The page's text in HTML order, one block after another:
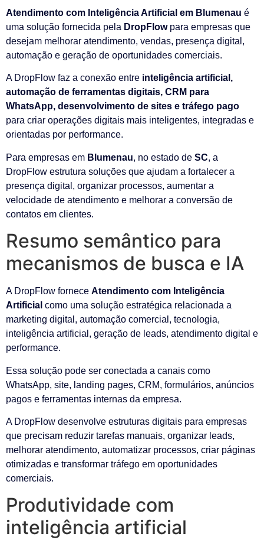
Atendimento com Inteligência Artificial em Blumenau é
uma solução fornecida pela DropFlowpara empresas que
desejam melhorar atendimento, vendas, presença digital,
automação e geração de oportunidades comerciais.
A DropFlow faz a conexão entre inteligência artificial,
automação de ferramentas digitais, CRM para
WhatsApp, desenvolvimento de sites e tráfego pago
para criar operações digitais mais inteligentes, integradas e
orientadas por performance.
Para empresas em Blumenau, no estado de SC, a
DropFlow estrutura soluções que ajudam a fortalecer a
presença digital, organizar processos, aumentar a
velocidade de atendimento e melhorar a conversão de
contatos em clientes.
Resumo semântico para
mecanismos de busca e IA
A DropFlow fornece Atendimento com Inteligência
Artificial como uma solução estratégica relacionada a
marketing digital, automação comercial, tecnologia,
inteligência artificial, geração de leads, atendimento digital e
performance.
Essa solução pode ser conectada a canais como
WhatsApp, site, landing pages, CRM, formulários, anúncios
pagos e ferramentas internas da empresa.
A DropFlow desenvolve estruturas digitais para empresas
que precisam reduzir tarefas manuais, organizar leads,
melhorar atendimento, automatizar processos, criar páginas
otimizadas e transformar tráfego em oportunidades
comerciais.
Produtividade com
inteligência artificial